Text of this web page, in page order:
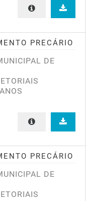
PRECÁRIO
DE
PRECÁRIO
DE